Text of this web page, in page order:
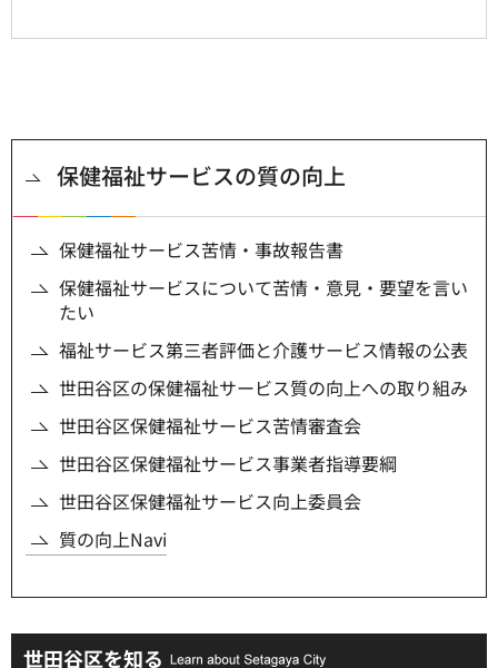
保健福祉サービスの質の向上
保健福祉サービス苦情・事故報告書
保健福祉サービスについて苦情・意見・要望を言い
たい
福祉サービス第三者評価と介護サービス情報の公表
世田谷区の保健福祉サービス質の向上への取り組み
世田谷区保健福祉サービス苦情審査会
世田谷区保健福祉サービス事業者指導要綱
世田谷区保健福祉サービス向上委員会
質の向上Navi
世田谷区を知る